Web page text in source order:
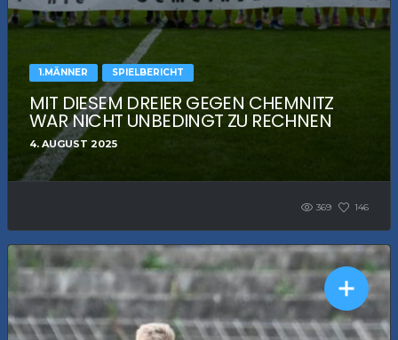
1.MÄNNER SPIELBERICHT
MIT DIESEM DREIER GEGEN CHEMNITZ
WAR NICHT UNBEDINGT ZU RECHNEN
4. AUGUST 2025
369 146